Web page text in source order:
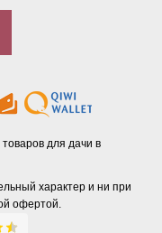
для дачи в
характер и ни при
офертой.